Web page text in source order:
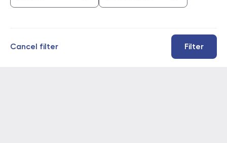
Filter
Cancel filter